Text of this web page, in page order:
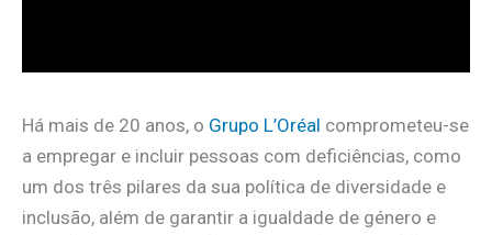
Há mais de 20 anos, o Grupo L’Oréal comprometeu-se
a empregar e incluir pessoas com deficiências, como
um dos três pilares da sua política de diversidade e
inclusão, além de garantir a igualdade de género e